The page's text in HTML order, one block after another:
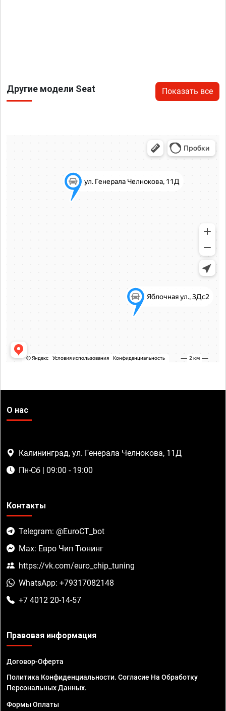
Другие модели Seat Показать все
О нас
Калининград, ул. Генерала Челнокова, 11Д
Пн-Сб | 09:00 - 19:00
Контакты
Telegram: @EuroCT_bot
Max: Евро Чип Тюнинг
https://vk.com/euro_chip_tuning
WhatsApp: +79317082148
+7 4012 20-14-57
Правовая информация
Договор-Оферта
Политика Конфиденциальности. Согласие На Обработку
Персональных Данных.
Формы Оплаты